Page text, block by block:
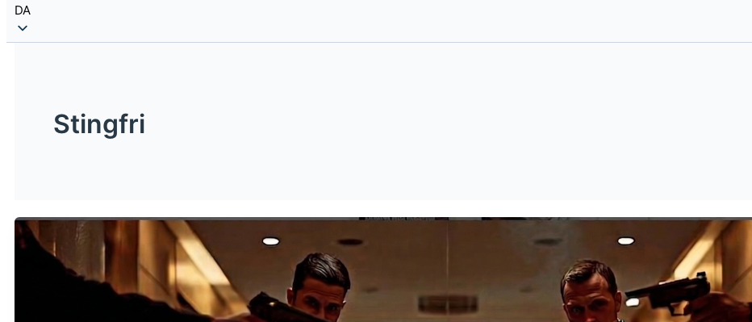
DA
Stingfri